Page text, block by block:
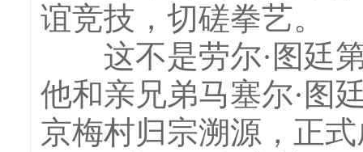
谊竞技，切磋拳艺。
这不是劳尔·图廷第
他和亲兄弟马塞尔·图
京梅村归宗溯源，正